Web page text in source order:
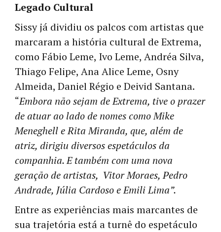
Legado Cultural
Sissy já dividiu os palcos com artistas que
marcaram a história cultural de Extrema,
como Fábio Leme, Ivo Leme, Andréa Silva,
Thiago Felipe, Ana Alice Leme, Osny
Almeida, Daniel Régio e Deivid Santana.
“Embora não sejam de Extrema, tive o prazer
de atuar ao lado de nomes como Mike
Meneghell e Rita Miranda, que, além de
atriz, dirigiu diversos espetáculos da
companhia. E também com uma nova
geração de artistas, Vitor Moraes, Pedro
Andrade, Júlia Cardoso e Emili Lima”.
Entre as experiências mais marcantes de
sua trajetória está a turnê do espetáculo